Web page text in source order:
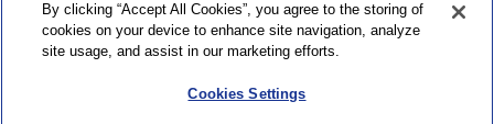
TEL:053-465-1555 FAX:053-465-0330
ソーシャルメディアポリシー
プライバシーポリシー
By clicking “Accept All Cookies”, you agree to the storing of
cookies on your device to enhance site navigation, analyze
site usage, and assist in our marketing efforts.
Cookies Settings